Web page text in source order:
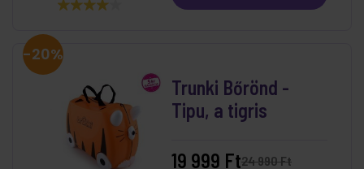
-20%
Trunki Bőrönd -
Tipu, a tigris
24 990 Ft
19 999 Ft